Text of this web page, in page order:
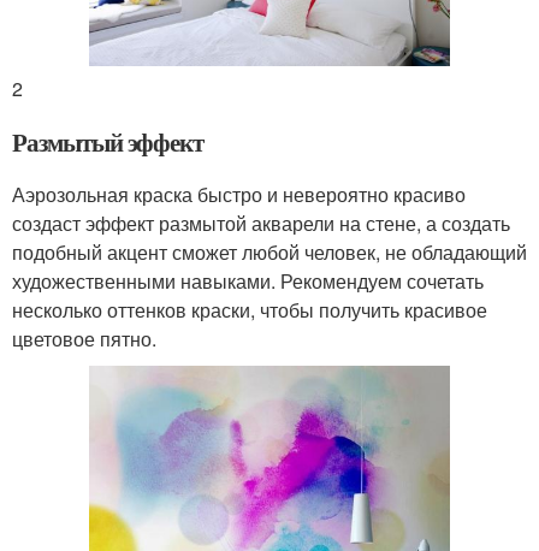
2
Размытый эффект
Аэрозольная краска быстро и невероятно красиво
создаст эффект размытой акварели на стене, а создать
подобный акцент сможет любой человек, не обладающий
художественными навыками. Рекомендуем сочетать
несколько оттенков краски, чтобы получить красивое
цветовое пятно.